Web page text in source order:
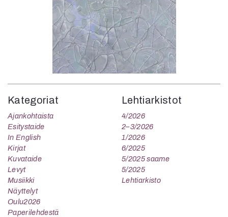
Kategoriat
Ajankohtaista
Esitystaide
In English
Kirjat
Kuvataide
Levyt
Musiikki
Näyttelyt
Oulu2026
Paperilehdestä
Lehtiarkistot
4/2026
2–3/2026
1/2026
6/2025
5/2025 saame
5/2025
Lehtiarkisto